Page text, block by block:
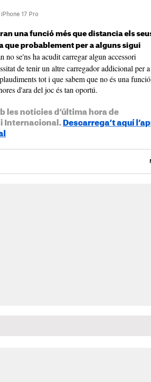
17 Pro
una funció més que distancia els
que probablement per a alguns sigui
no se'ns ha acudit carregar algun accessori
de tenir un altre carregador addicional per a
tot i que sabem que no és una funció
d'ara del joc és tan oportú.
les notícies d’última hora de
Internacional. Descarrega’t aquí